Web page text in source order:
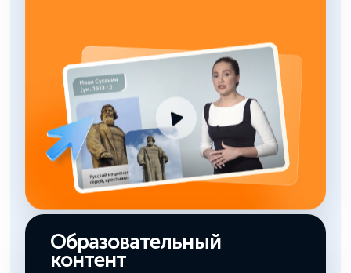
Образовательный
контент